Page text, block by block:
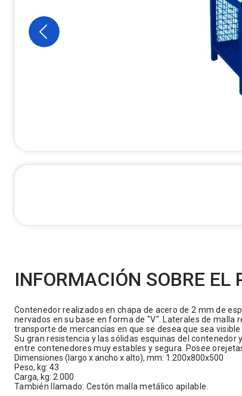
INFORMACIÓN SOBRE EL
Contenedor realizados en chapa de acero de 2 mm de
nervados en su base en forma de "V". Laterales de
transporte de mercancías en que se desea que sea
Su gran resistencia y las sólidas esquinas del
entre contenedores muy estables y segura. Posee
Dimensiones (largo x ancho x alto), mm: 1.200x800x500
Peso, kg: 43
Carga, kg: 2.000
También llamado: Cestón malla metálico apilable.